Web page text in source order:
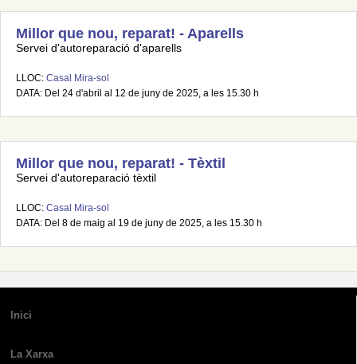
Millor que nou, reparat! - Aparells
Servei d'autoreparació d'aparells
LLOC: Casal Mira-sol
DATA: Del 24 d'abril al 12 de juny de 2025, a les 15.30 h
Millor que nou, reparat! - Tèxtil
Servei d'autoreparació tèxtil
LLOC: Casal Mira-sol
DATA: Del 8 de maig al 19 de juny de 2025, a les 15.30 h
Inici
La Xarxa